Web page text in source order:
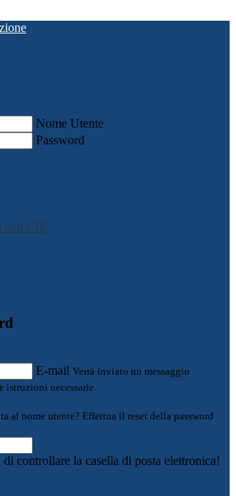
Nome Utente
Password
con CIE
E-mail Verrà inviato un messaggio
necessarie.
al nome utente? Effettua il reset della password
controllare la casella di posta elettronica!